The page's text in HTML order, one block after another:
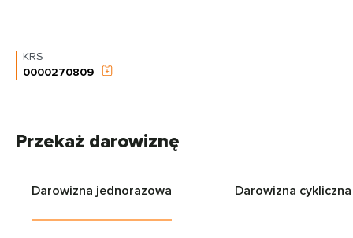
KRS
0000270809
Przekaż darowiznę
Darowizna jednorazowa Darowizna cykliczna